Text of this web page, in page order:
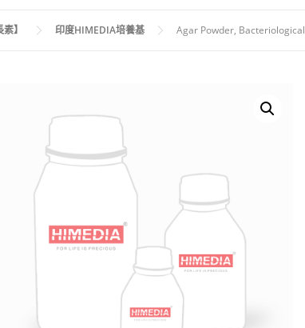
】 印度HIMEDIA培養基 Agar Powder, Bacteriological